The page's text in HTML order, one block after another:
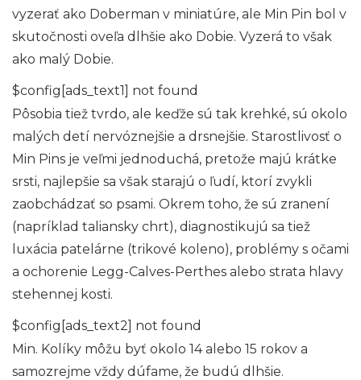
vyzerať ako Doberman v miniatúre, ale Min Pin bol v
skutočnosti oveľa dlhšie ako Dobie. Vyzerá to však
ako malý Dobie.
$config[ads_text1] not found
Pôsobia tiež tvrdo, ale keďže sú tak krehké, sú okolo
malých detí nervóznejšie a drsnejšie. Starostlivosť o
Min Pins je veľmi jednoduchá, pretože majú krátke
srsti, najlepšie sa však starajú o ľudí, ktorí zvykli
zaobchádzať so psami. Okrem toho, že sú zranení
(napríklad taliansky chrt), diagnostikujú sa tiež
luxácia patelárne (trikové koleno), problémy s očami
a ochorenie Legg-Calves-Perthes alebo strata hlavy
stehennej kosti.
$config[ads_text2] not found
Min. Kolíky môžu byť okolo 14 alebo 15 rokov a
samozrejme vždy dúfame, že budú dlhšie.